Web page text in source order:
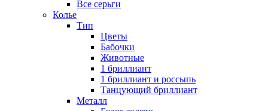
Все серьги
Колье
Тип
Цветы
Бабочки
Животные
1 бриллиант
1 бриллиант и россыпь
Танцующий бриллиант
Металл